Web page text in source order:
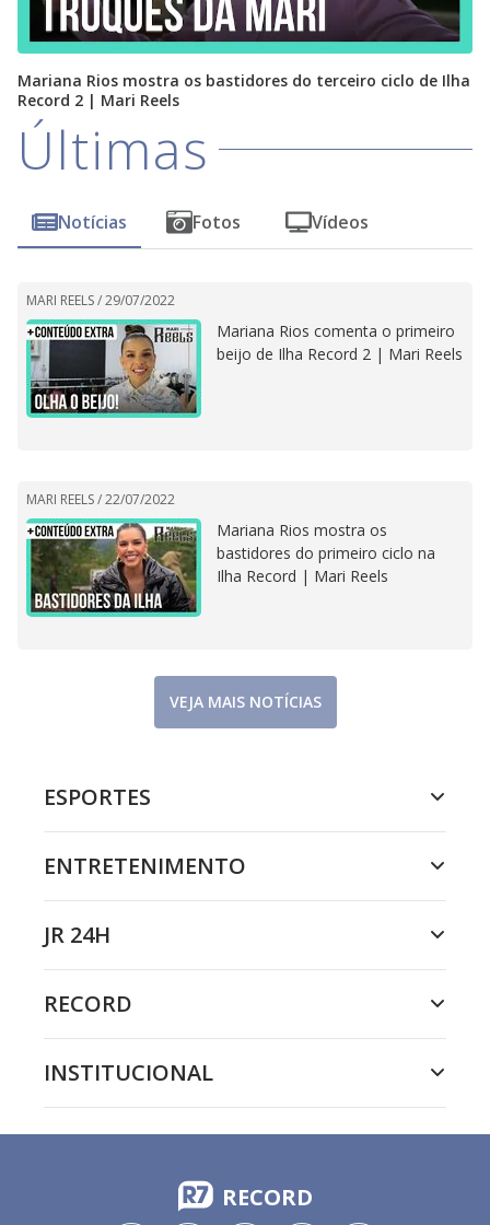
Mariana Rios mostra os bastidores do terceiro ciclo de Ilha
Record 2 | Mari Reels
Últimas
Notícias Fotos Vídeos
MARI REELS /29/07/2022
Mariana Rios comenta o primeiro
beijo de Ilha Record 2 | Mari Reels
MARI REELS /22/07/2022
Mariana Rios mostra os
bastidores do primeiro ciclo na
Ilha Record | Mari Reels
VEJA MAIS NOTÍCIAS
ESPORTES
ENTRETENIMENTO
JR 24H
RECORD
INSTITUCIONAL
RECORD